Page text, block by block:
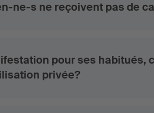
ne-s ne reçoivent pas de
pour ses habitués,
privée?